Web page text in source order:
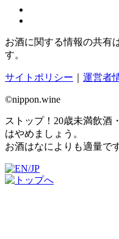
お酒に関する情報の共有
す。
サイトポリシー 運営者
©nippon.wine
ストップ！20歳未満飲酒
はやめましょう。
お酒はなによりも適量で